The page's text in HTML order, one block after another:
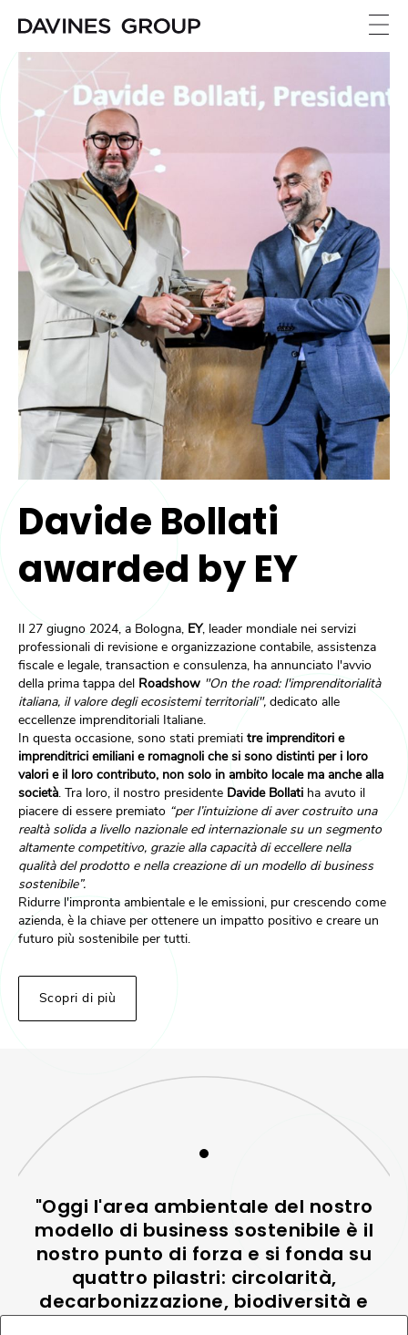
Davide Bollati
awarded by EY
Il 27 giugno 2024, a Bologna, EY, leader mondiale nei servizi
professionali di revisione e organizzazione contabile, assistenza
fiscale e legale, transaction e consulenza, ha annunciato l'avvio
della prima tappa del Roadshow "On the road: l'imprenditorialità
italiana, il valore degli ecosistemi territoriali", dedicato alle
eccellenze imprenditoriali Italiane.
In questa occasione, sono stati premiati tre imprenditori e
imprenditrici emiliani e romagnoli che si sono distinti per i loro
valori e il loro contributo, non solo in ambito locale ma anche alla
società. Tra loro, il nostro presidente Davide Bollati ha avuto il
piacere di essere premiato “per l’intuizione di aver costruito una
realtà solida a livello nazionale ed internazionale su un segmento
altamente competitivo, grazie alla capacità di eccellere nella
qualità del prodotto e nella creazione di un modello di business
sostenibile”.
Ridurre l'impronta ambientale e le emissioni, pur crescendo come
azienda, è la chiave per ottenere un impatto positivo e creare un
futuro più sostenibile per tutti.​
Scopri di più
"Oggi l'area ambientale del nostro
modello di business sostenibile è il
nostro punto di forza e si fonda su
quattro pilastri: circolarità,
decarbonizzazione, biodiversità e